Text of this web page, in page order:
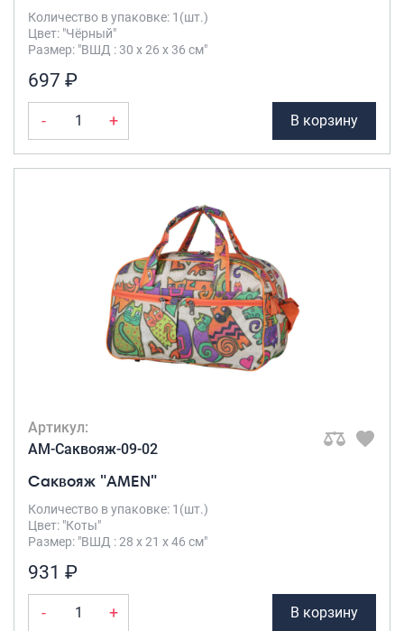
Количество в упаковке: 1(шт.)
Цвет: "Чёрный"
Размер: "ВШД : 30 х 26 х 36 см"
697 ₽
- + В корзину
Артикул:
AM-Саквояж-09-02
Саквояж "AMEN"
Количество в упаковке: 1(шт.)
Цвет: "Коты"
Размер: "ВШД : 28 х 21 х 46 см"
931 ₽
- + В корзину